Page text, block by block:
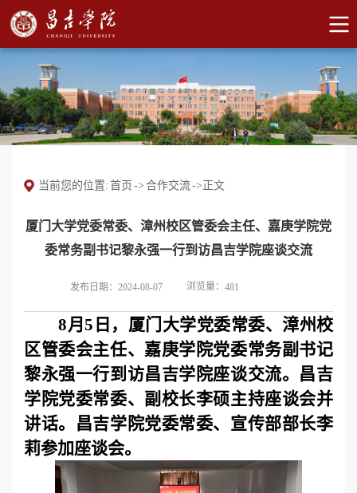
当前您的位置: 首页 -> 合作交流-> 正文
厦门大学党委常委、漳州校区管委会主任、嘉庚学院党
委常务副书记黎永强一行到访昌吉学院座谈交流
发布日期：2024-08-07 浏览量： 481
8月5日，厦门大学党委常委、漳州校
区管委会主任、嘉庚学院党委常务副书记
黎永强一行到访昌吉学院座谈交流。昌吉
学院党委常委、副校长李硕主持座谈会并
讲话。昌吉学院党委常委、宣传部部长李
莉参加座谈会。